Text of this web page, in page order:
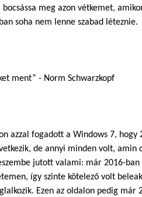
meg azon vétkemet,
soha nem lenne szabad léteznie.
ment” - Norm Schwarzkopf
azzal fogadott a Windows 7,
de annyi minden volt,
jutott valami: már 2016-
így szinte kötelező volt
Ezen az oldalon pedig